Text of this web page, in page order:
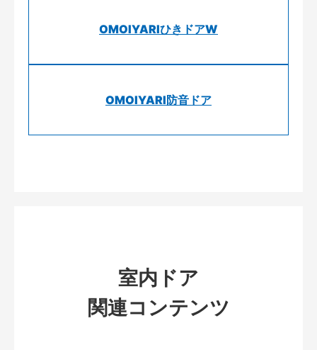
OMOIYARIひきドアW
OMOIYARI防音ドア
室内ドア
関連コンテンツ